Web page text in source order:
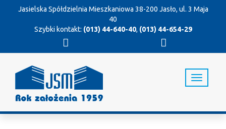
Jasielska Spółdzielnia Mieszkaniowa 38-200 Jasło, ul. 3 Maja
40
Szybki kontakt: (013) 44-640-40, (013) 44-654-29
T
o